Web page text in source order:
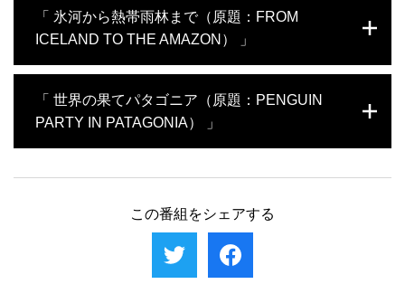
キルを磨いていくジェフ。そしてついに、ジェフ史上最大の挑
戦、元プロ力士の松鳳山との試合に挑むため土俵へ上がる。
ジェシカ･ミン･アンをガイドに迎え、秘境を巡りながらベトナム
ならではの文化や美しい風景を堪能する。ハロン湾ではボートの
体験を満喫するジェフ。最後には山麓から数百メートルの高さに
吊るされた「雲の中の橋」と呼ばれる吊り橋に挑む。
「 氷河から熱帯雨林まで（原題：FROM
ICELAND TO THE AMAZON） 」
れ、アイスランドの氷河とアマゾンの熱帯雨林を冒険する。アイ
スランドでは、氷河の中を長時間歩き、パドルボードで氷河湖を
最後には怖がりながらも水牛に乗り、群れの誘導に挑む。
「 世界の果てパタゴニア（原題：PENGUIN
PARTY IN PATAGONIA） 」
ーの力を借り、危険な海でのヨット操縦や、強風が吹く崖での懸
化に触れ、彼らの子孫から貴重な話を聞く。ヤマナ族の生き方に
感銘を受けたジェフは、強風と荒波の中、ビーグル水道をヨット
この番組をシェアする